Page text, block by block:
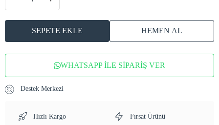
SEPETE EKLE HEMEN AL
WHATSAPP İLE SİPARİŞ VER
Destek Merkezi
Hızlı Kargo Fırsat Ürünü